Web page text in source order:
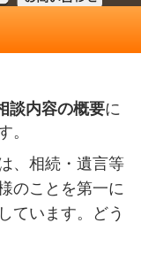
談内容の概要に
。
、相続・遺言等
のことを第一に
ています。どう